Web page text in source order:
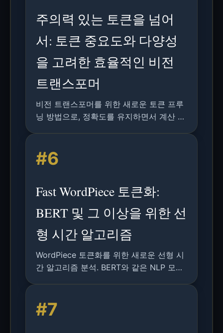
주의력 있는 토큰을 넘어
서: 토큰 중요도와 다양성
을 고려한 효율적인 비전
트랜스포머
비전 트랜스포머를 위한 새로운 토큰 프루
닝 방법으로, 정확도를 유지하면서 계산 복
#6
Fast WordPiece 토큰화:
BERT 및 그 이상을 위한 선
형 시간 알고리즘
WordPiece 토큰화를 위한 새로운 선형 시
간 알고리즘 분석. BERT와 같은 NLP 모델
#7